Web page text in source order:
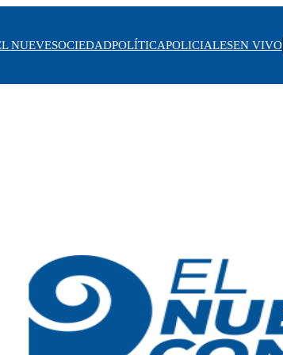
NUEVESOCIEDADPOLÍTICAPOLICIALESEN VIVO